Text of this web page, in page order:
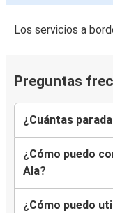
Los servicios a
Preguntas
¿Cuántas
¿Cómo puedo
Ala?
¿Cómo puedo